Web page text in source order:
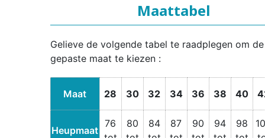
Maattabel
Gelieve de volgende tabel te raadplegen om de
gepaste maat te kiezen :
Maat 28 30 32 34 36 38 40
Heupmaat
76
80
84
87
90
94
98